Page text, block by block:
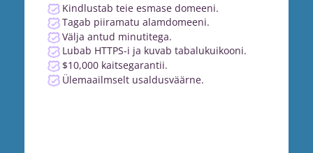
Kindlustab teie esmase domeeni.
Tagab piiramatu alamdomeeni.
Välja antud minutitega.
Lubab HTTPS-i ja kuvab tabalukuikooni.
$10,000 kaitsegarantii.
Ülemaailmselt usaldusväärne.